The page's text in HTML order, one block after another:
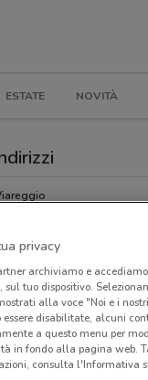
ESTATE NOVITÀ
privacy
archiviamo e
tuo dispositivo.
alla voce "Noi e i
essere disabilitate, alcuni
a questo menu per
in fondo alla pagina web.
consulta l'Informativa